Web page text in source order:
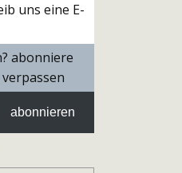
uns eine E-
abonniere
abonnieren